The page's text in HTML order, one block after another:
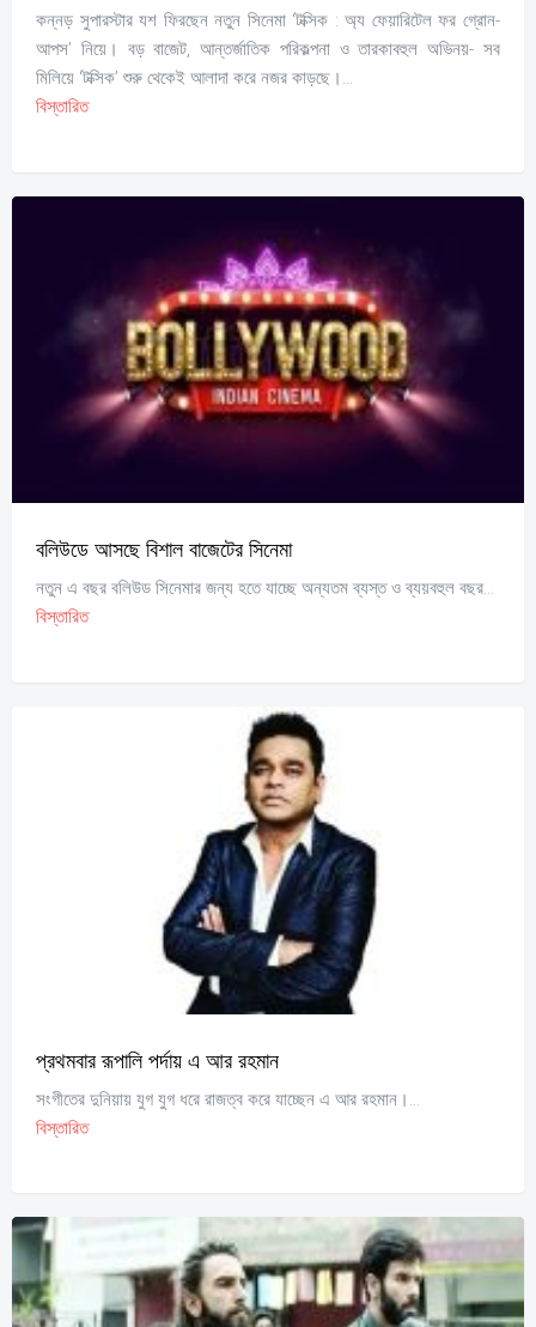
কন্নড় সুপারস্টার যশ ফিরছেন নতুন সিনেমা ‘টক্সিক : অ্য ফেয়ারিটেল ফর গ্রোন-
আপস’ নিয়ে। বড় বাজেট, আন্তর্জাতিক পরিকল্পনা ও তারকাবহুল অভিনয়- সব
মিলিয়ে ‘টক্সিক’ শুরু থেকেই আলাদা করে নজর কাড়ছে।...
বিস্তারিত
বলিউডে আসছে বিশাল বাজেটের সিনেমা
নতুন এ বছর বলিউড সিনেমার জন্য হতে যাচ্ছে অন্যতম ব্যস্ত ও ব্যয়বহুল বছর...
বিস্তারিত
প্রথমবার রূপালি পর্দায় এ আর রহমান
সংগীতের দুনিয়ায় যুগ যুগ ধরে রাজত্ব করে যাচ্ছেন এ আর রহমান।...
বিস্তারিত